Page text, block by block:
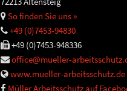
So finden Sie uns »
+49 (0)7453-94830
+49 (0)7453-948336
office@mueller-
www.mueller-arbeitsschutz.de
Müller Arbeitsschutz auf